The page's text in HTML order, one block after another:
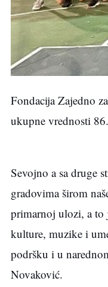
Fondacija Zajedno
ukupne vrednosti
Sevojno a sa druge
gradovima širom
primarnoj ulozi, a to
kulture, muzike i
podršku i u
Novaković.